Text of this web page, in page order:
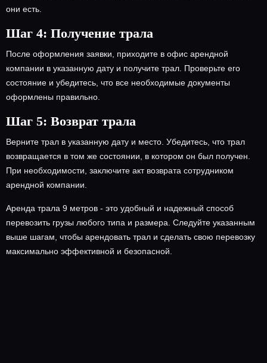
они есть.
Шаг 4: Получение трала
После оформления заявки, приходите в офис арендной
компании в указанную дату и получите трал. Проверьте его
состояние и убедитесь, что все необходимые документы
оформлены правильно.
Шаг 5: Возврат трала
Верните трал в указанную дату и место. Убедитесь, что трал
возвращается в том же состоянии, в котором он был получен.
При необходимости, заключите акт возврата сотрудником
арендной компании.
Аренда трала 9 метров - это удобный и надежный способ
перевозить грузы любого типа и размера. Следуйте указанным
выше шагам, чтобы арендовать трал и сделать свою перевозку
максимально эффективной и безопасной.